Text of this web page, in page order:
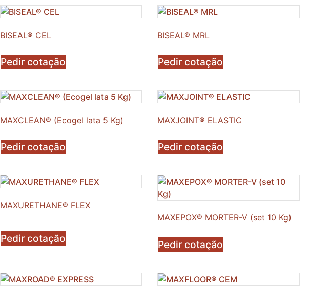
BISEAL® CEL
Pedir cotação
BISEAL® MRL
Pedir cotação
MAXCLEAN® (Ecogel lata 5 Kg)
Pedir cotação
MAXJOINT® ELASTIC
Pedir cotação
MAXURETHANE® FLEX
Pedir cotação
MAXEPOX® MORTER-V (set 10 Kg)
Pedir cotação